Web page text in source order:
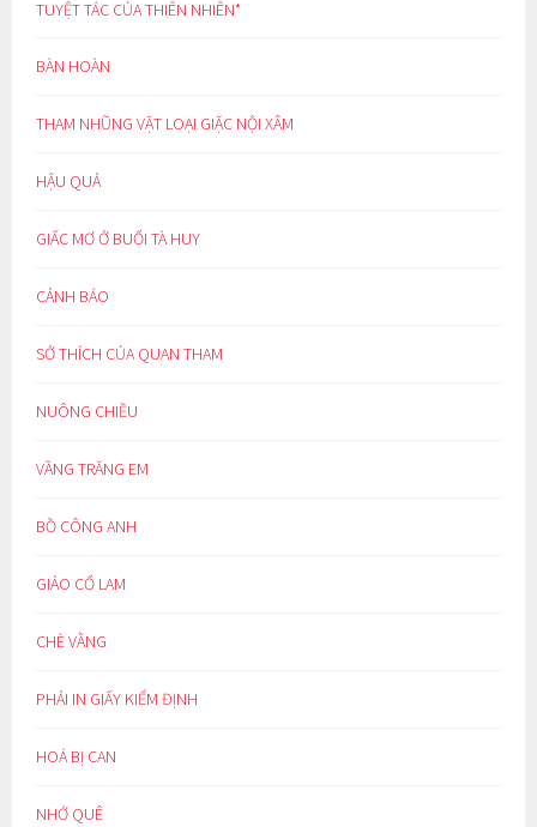
TUYỆT TÁC CỦA THIÊN NHIÊN*
BÀN HOÀN
THAM NHŨNG VẶT LOẠI GIẶC NỘI XÂM
HẬU QUẢ
GIẤC MƠ Ở BUỔI TÀ HUY
CẢNH BÁO
SỞ THÍCH CỦA QUAN THAM
NUÔNG CHIỀU
VẦNG TRĂNG EM
BỒ CÔNG ANH
GIẢO CỔ LAM
CHÈ VẰNG
PHẢI IN GIẤY KIỂM ĐỊNH
HOÁ BỊ CAN
NHỚ QUÊ